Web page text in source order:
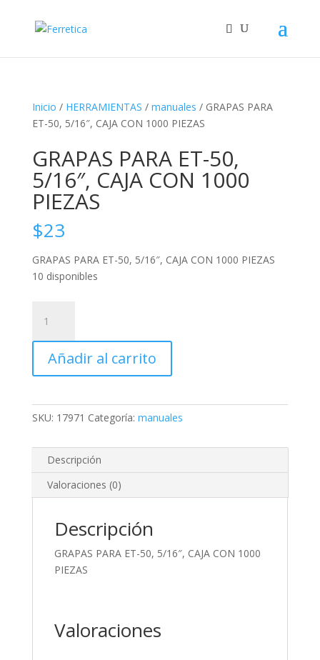
Inicio / HERRAMIENTAS / manuales / GRAPAS PARA
ET-50, 5/16″, CAJA CON 1000 PIEZAS
GRAPAS PARA ET-50,
5/16″, CAJA CON 1000
PIEZAS
$23
GRAPAS PARA ET-50, 5/16″, CAJA CON 1000 PIEZAS
10 disponibles
PARA
ET-
5/16",
CON
1000
cantidad
Añadir al carrito
SKU: 17971 Categoría: manuales
Descripción
Valoraciones (0)
Descripción
GRAPAS PARA ET-50, 5/16″, CAJA CON 1000
PIEZAS
Valoraciones